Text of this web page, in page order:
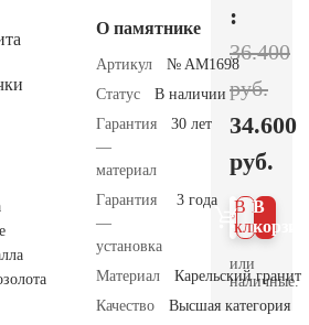
О памятнике
Артикул
№ AM1698
Статус
В наличии
Гарантия
—
материал
30 лет
Гарантия
—
установка
3 года
Материал
Карельский гранит
Качество
Высшая категория
:
36.400
руб.
34.600
руб.
В
В 1
клик
или
наличные.